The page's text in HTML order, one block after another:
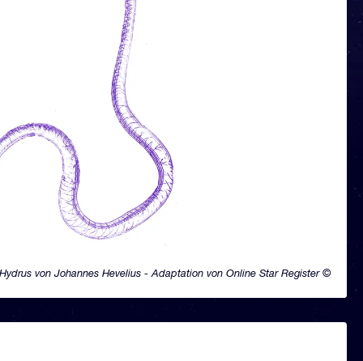
Hydrus von Johannes Hevelius - Adaptation von Online Star Register ©